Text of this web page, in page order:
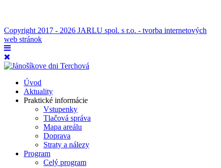
Copyright 2017 - 2026 JARLU spol. s r.o. - tvorba internetových
web stránok
Úvod
Aktuality
Praktické informácie
Vstupenky
Tlačová správa
Mapa areálu
Doprava
Straty a nálezy
Program
Celý program